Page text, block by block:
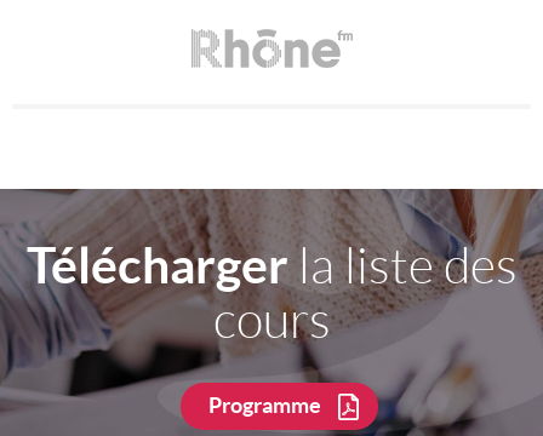
Téléchargerla liste des
cours
Programme